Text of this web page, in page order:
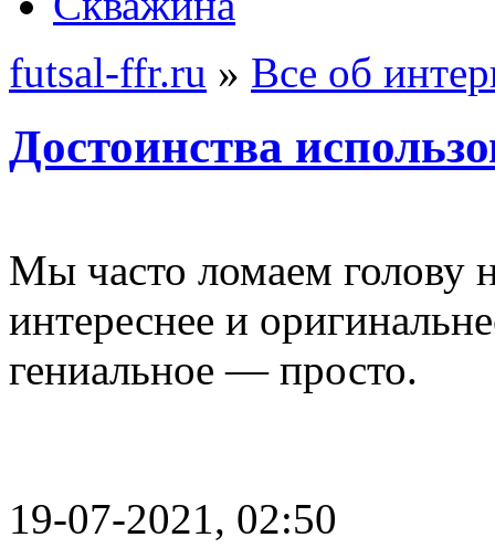
futsal-ffr.ru » Все об
Достоинства
Мы часто ломаем голову
интереснее и
гениальное — просто.
19-07-2021, 02:50